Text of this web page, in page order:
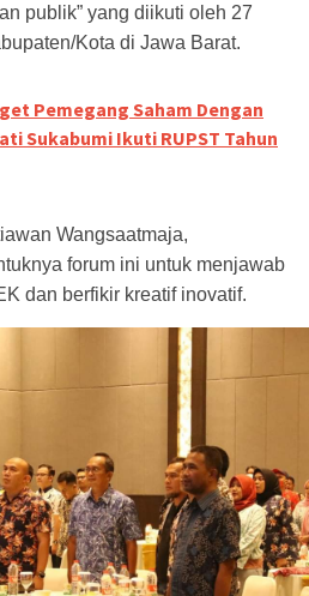
publik” yang diikuti oleh 27
Kota di Jawa Barat.
Pemegang Saham Dengan
Sukabumi Ikuti RUPST Tahun
Wangsaatmaja,
forum ini untuk menjawab
dan berfikir kreatif inovatif.